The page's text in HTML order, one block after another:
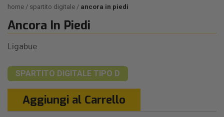
home spartito digitale ancora in piedi
Ancora In Piedi
Ligabue
SPARTITO DIGITALE TIPO D
Aggiungi al Carrello